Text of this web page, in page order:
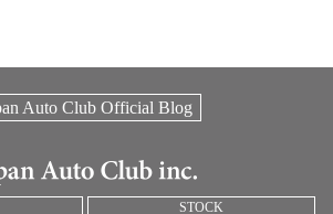
Auto Club Official Blog
STOCK